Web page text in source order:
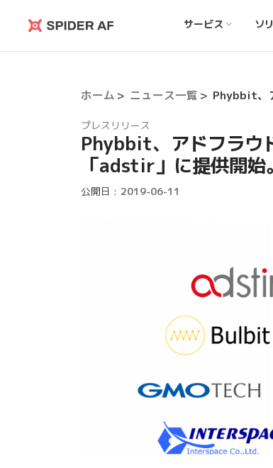
Spider
サービス ソ
ホーム ニュース一覧
プレスリリース
​Phybbit、アドフラウ
「adstir」に提供開始。
公開日 : 2019-06-11